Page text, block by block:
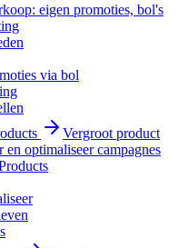
eigen promoties, bol's
via bol
Vergroot product
en optimaliseer campagnes